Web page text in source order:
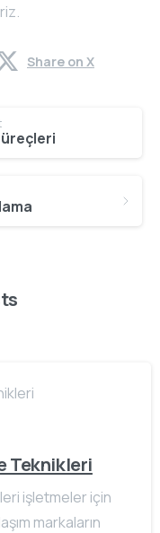
Share on X
Teknikleri
işletmeler için
markaların